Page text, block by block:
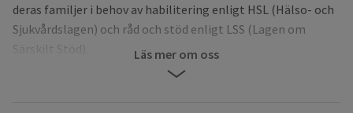
deras familjer i behov av habilitering enligt HSL (Hälso- och
Sjukvårdslagen) och råd och stöd enligt LSS (Lagen om
Särskilt Stöd).
Läs mer om oss